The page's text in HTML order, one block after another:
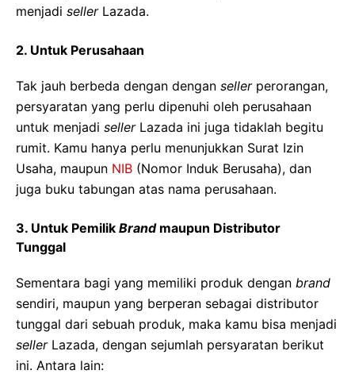
menjadi sellerLazada.
2. Untuk Perusahaan
Tak jauh berbeda dengan dengan sellerperorangan,
persyaratan yang perlu dipenuhi oleh perusahaan
untuk menjadi sellerLazada ini juga tidaklah begitu
rumit. Kamu hanya perlu menunjukkan Surat Izin
Usaha, maupun NIB (Nomor Induk Berusaha), dan
juga buku tabungan atas nama perusahaan.
3. Untuk Pemilik Brandmaupun Distributor
Tunggal
Sementara bagi yang memiliki produk dengan brand
sendiri, maupun yang berperan sebagai distributor
tunggal dari sebuah produk, maka kamu bisa menjadi
sellerLazada, dengan sejumlah persyaratan berikut
ini. Antara lain: